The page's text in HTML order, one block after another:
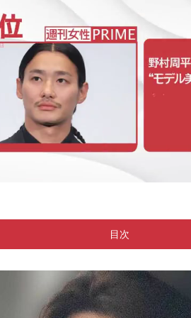
目次
ー フジ・谷岡慎一アナが“謎の異動”
ー 「言いたいことはありますが…」